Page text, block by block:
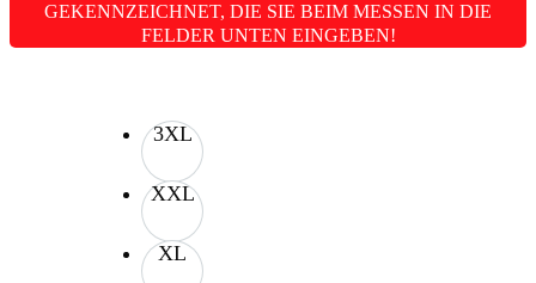
EKENNZEICHNET, DIE SIE BEIM MESSEN IN DIE F
ELDER UNTEN EINGEBEN!
3XL
XXL
XL